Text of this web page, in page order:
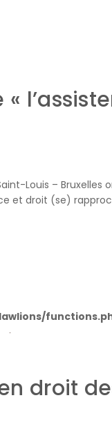
«
Louis –
et droit (se)
droit